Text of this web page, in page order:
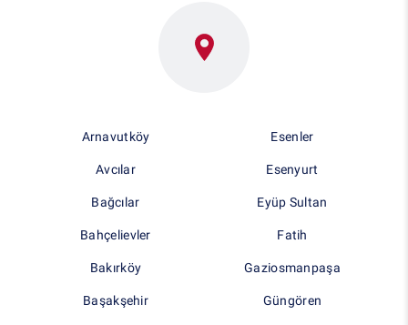
Arnavutköy Esenler
Avcılar Esenyurt
Bağcılar Eyüp Sultan
Bahçelievler Fatih
Bakırköy Gaziosmanpaşa
Başakşehir Güngören